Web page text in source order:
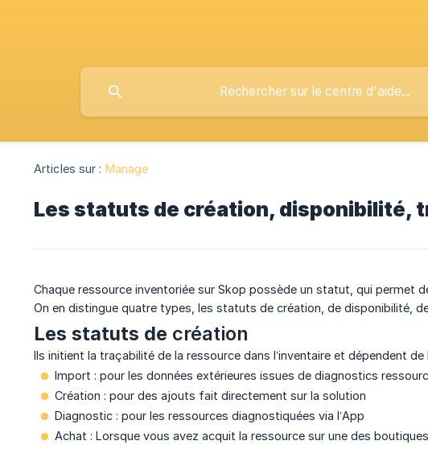
Articles sur : Manage
Les statuts de création, disponibilité,
Chaque ressource inventoriée sur Skop possède un statut, qui permet
On en distingue quatre types, les statuts de création, de disponibilité,
Les statuts de création
Ils initient la traçabilité de la ressource dans l’inventaire et dépendent de
Import : pour les données extérieures issues de diagnostics
Création : pour des ajouts fait directement sur la solution
Diagnostic : pour les ressources diagnostiquées via l’App
Achat : Lorsque vous avez acquit la ressource sur une des